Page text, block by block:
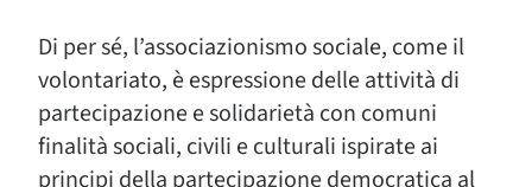
Di per sé, l’associazionismo sociale, come il
volontariato, è espressione delle attività di
partecipazione e solidarietà con comuni
finalità sociali, civili e culturali ispirate ai
principi della partecipazione democratica al